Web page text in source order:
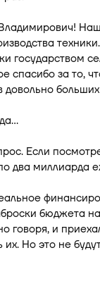
государством
спасибо за то,
Если
два миллиарда
бюджета
говоря, и
их. Но это не